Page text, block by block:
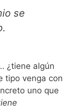
se
¿tiene algún
tipo venga con
uno que